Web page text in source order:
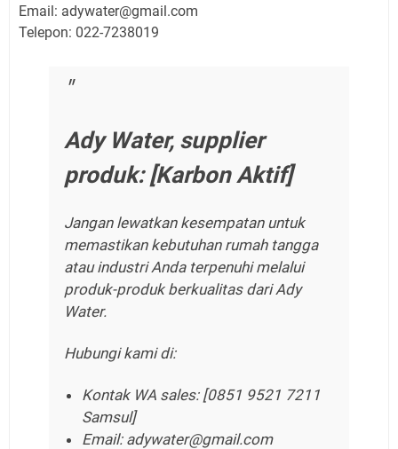
Email: adywater@gmail.com
Telepon: 022-7238019
Ady Water, supplier
produk: [Karbon Aktif]
Jangan lewatkan kesempatan untuk
memastikan kebutuhan rumah tangga
atau industri Anda terpenuhi melalui
produk-produk berkualitas dari Ady
Water.
Hubungi kami di:
Kontak WA sales: [0851 9521 7211
Samsul]
Email: adywater@gmail.com